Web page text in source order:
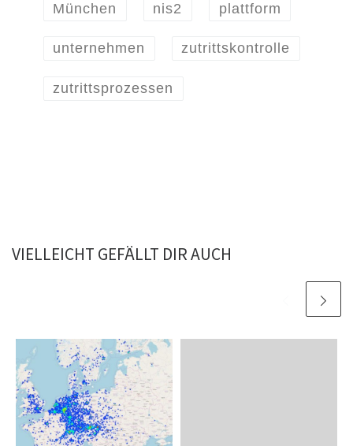
München nis2 plattform
unternehmen zutrittskontrolle
zutrittsprozessen
VIELLEICHT GEFÄLLT DIR AUCH